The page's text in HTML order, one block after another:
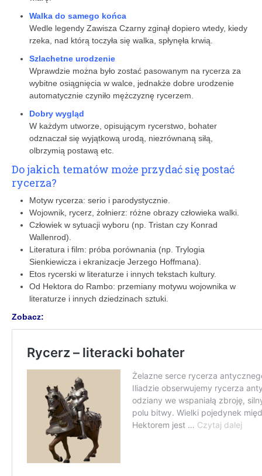
Walka do samego końca
Wedle legendy Zawisza Czarny zginął dopiero wtedy, kiedy
rzeka, nad którą toczyła się walka, spłynęła krwią.
Szlachetne urodzenie
Wprawdzie można było zostać pasowanym na rycerza za
wybitne osiągnięcia w walce, jednakże dobre urodzenie
automatycznie czyniło mężczyznę rycerzem.
Dobry wygląd
W każdym utworze, opisującym rycerstwo, bohater
odznaczał się wyjątkową urodą, niezrównaną siłą,
olbrzymią postawą etc.
Do jakich tematów może przydać się postać
rycerza?
Motyw rycerza: serio i parodystycznie.
Wojownik, rycerz, żołnierz: różne obrazy człowieka walki.
Człowiek w sytuacji wyboru (np. Tristan czy Konrad
Wallenrod).
Literatura i film: próba porównania (np. Trylogia
Sienkiewicza i ekranizacje Jerzego Hoffmana).
Etos rycerski w literaturze i innych tekstach kultury.
Od Hektora do Rambo: przemiany motywu wojownika w
literaturze i innych dziedzinach sztuki.
Zobacz: